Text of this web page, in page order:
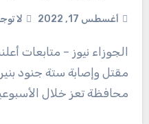
أغسطس 17, 2022 لا
مقتل وإصابة ستة جنود
محافظة تعز خلال